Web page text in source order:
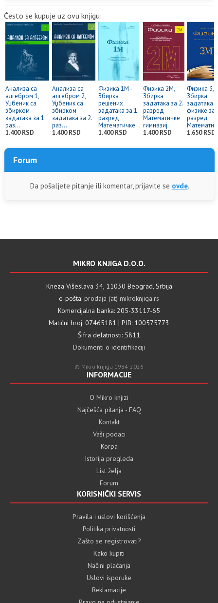
Često se kupuje uz ovu knjigu:
Анализа са
алгебром 1,
Уџбеник са
збирком
задатака за 1.
раз...
1.400 RSD
Анализа са
алгебром 2,
Уџбеник са
збирком
задатака за 2.
раз...
1.400 RSD
Физика 1М -
Збирка
решениx
задатака за 1.
разред
Математичке...
1.400 RSD
Физика 2М,
Збирка
задатака за 2.
разред
Математичке
гимназиј...
1.400 RSD
Физика 3,
Збирка
задатака
физике за
разред
1.650 RSD
Forum
Da pošaljete pitanje ili komentar, prijavite se ovde.
MIKRO KNJIGA D.O.O.
Kneza Višeslava 34, 11030 Beograd, Srbija
e-pošta: prodaja (at) mikroknjiga.rs
Komercijalna banka: 205-33117-65
Matični broj: 07465181 | PIB: 100575773
Šifra delatnosti: 5811
Dokumenti o identifikaciji
© Mikro knjiga 1984-2026
INFORMACIJE
O Mikro knjizi
Najčešća pitanja - FAQ
Kontakt
Vaši podaci
Korpa
Istorija pregleda
List želja
Forum
KORISNIČKI SERVIS
Pravila i uslovi korišćenja
Politika privatnosti
Zašto se registrovati?
Kako kupiti
Načini plaćanja
Uslovi isporuke
Reklamacije